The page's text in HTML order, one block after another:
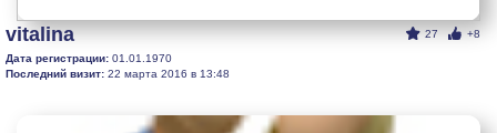
27 +8
vitalina
Дата регистрации: 01.01.1970
Последний визит: 22 марта 2016 в 13:48